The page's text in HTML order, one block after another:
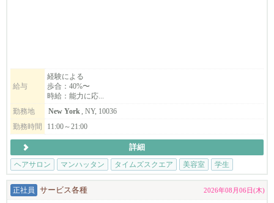
経験や語学力に関係なく、美容に対する情熱と向上心がある方を
歓迎しています。
ライセンス・ビザ取得のサポートも行っておりますので、まずは
お気軽にご相談ください。
給与
経験による
歩合：40%〜
時給：能力に応...
勤務地
New York, NY, 10036
勤務時間
11:00～21:00
詳細
ヘアサロン
マンハッタン タイムズスクエア 美容室 学生
正社員 サービス各種 2026年08月06日(木)